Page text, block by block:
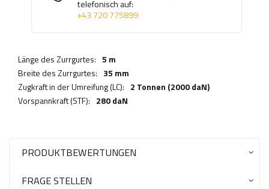
telefonisch auf:
+43 720 775899
Länge des Zurrgurtes: 5 m
Breite des Zurrgurtes: 35 mm
Zugkraft in der Umreifung (LC): 2 Tonnen (2000 daN)
Vorspannkraft (STF): 280 daN
PRODUKTBEWERTUNGEN
FRAGE STELLEN